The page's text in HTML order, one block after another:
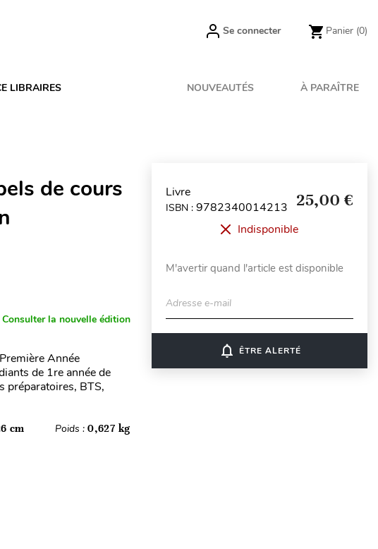
Se connecter Panier (0)
LIBRAIRES NOUVEAUTÉS À PARAÎTRE
de cours
Consulter la nouvelle édition
Année
de 1re année de
préparatoires, BTS,
cm Poids :0,627 kg
Livre
ISBN : 9782340014213 25,00 €
Indisponible
M'avertir quand l'article est disponible
Adresse e-mail
notifications_none ÊTRE ALERTÉ